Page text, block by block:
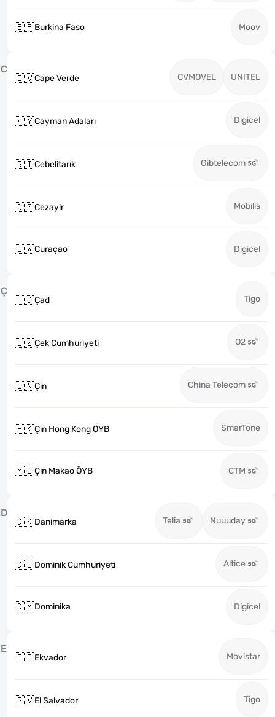
🇧🇫Burkina Faso Moov
C
🇨🇻Cape Verde CVMOVEL UNITEL
🇰🇾Cayman Adaları Digicel
🇬🇮Cebelitarık Gibtelecom
🇩🇿Cezayir Mobilis
🇨🇼Curaçao Digicel
Ç
🇹🇩Çad Tigo
🇨🇿Çek Cumhuriyeti O2
🇨🇳Çin China Telecom
🇭🇰Çin Hong Kong ÖYB SmarTone
🇲🇴Çin Makao ÖYB CTM
D
🇩🇰Danimarka Telia Nuuuday
🇩🇴Dominik Cumhuriyeti Altice
🇩🇲Dominika Digicel
E
🇪🇨Ekvador Movistar
🇸🇻El Salvador Tigo